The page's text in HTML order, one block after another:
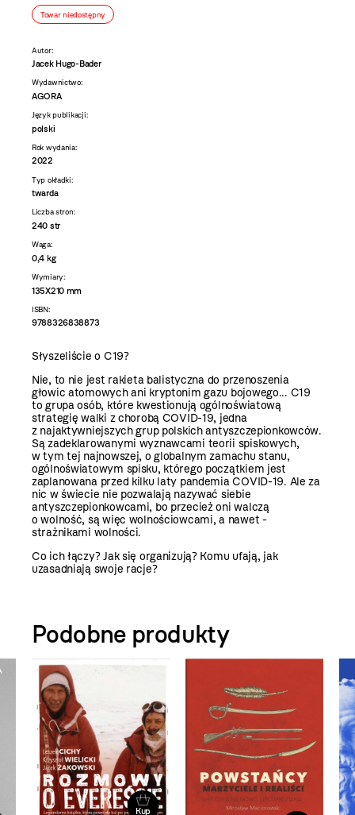
Towar niedostępny
Autor:
Jacek Hugo-Bader
Wydawnictwo:
AGORA
Język publikacji:
polski
Rok wydania:
2022
Typ okładki:
twarda
Liczba stron:
240 str
Waga:
0,4 kg
Wymiary:
135X210 mm
ISBN:
9788326838873
Słyszeliście o C19?
Nie, to nie jest rakieta balistyczna do przenoszenia
głowic atomowych ani kryptonim gazu bojowego... C19
to grupa osób, które kwestionują ogólnoświatową
strategię walki z chorobą COVID-19, jedna
z najaktywniejszych grup polskich antyszczepionkowców.
Są zadeklarowanymi wyznawcami teorii spiskowych,
w tym tej najnowszej, o globalnym zamachu stanu,
ogólnoświatowym spisku, którego początkiem jest
zaplanowana przed kilku laty pandemia COVID-19. Ale za
nic w świecie nie pozwalają nazywać siebie
antyszczepionkowcami, bo przecież oni walczą
o wolność, są więc wolnościowcami, a nawet -
strażnikami wolności.
Co ich łączy? Jak się organizują? Komu ufają, jak
uzasadniają swoje racje?
Podobne produkty
Kup